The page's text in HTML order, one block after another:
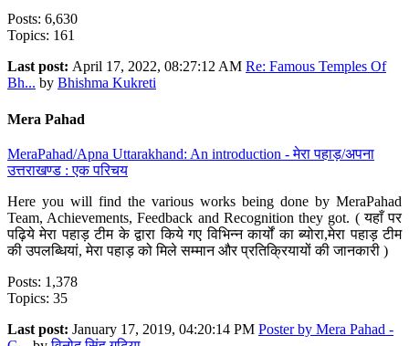
Posts: 6,630
Topics: 161
Last post: April 17, 2022, 08:27:12 AM Re: Famous Temples Of
Bh... by Bhishma Kukreti
Mera Pahad
MeraPahad/Apna Uttarakhand: An introduction - मेरा पहाड़/अपना
उत्तराखण्ड : एक परिचय
Here you will find the various works being done by MeraPahad
Team, Achievements, Feedback and Recognition they got. ( यहाँ पर
पढ़िये मेरा पहाड़ टीम के द्वारा किये गए विभिन्न कार्यों का ब्योरा,मेरा पहाड़ टीम
की उपलब्धियां, मेरा पहाड़ को मिले सम्मान और प्रतिक्रियायों की जानकारी )
Posts: 1,378
Topics: 35
Last post: January 17, 2019, 04:20:14 PM Poster by Mera Pahad -